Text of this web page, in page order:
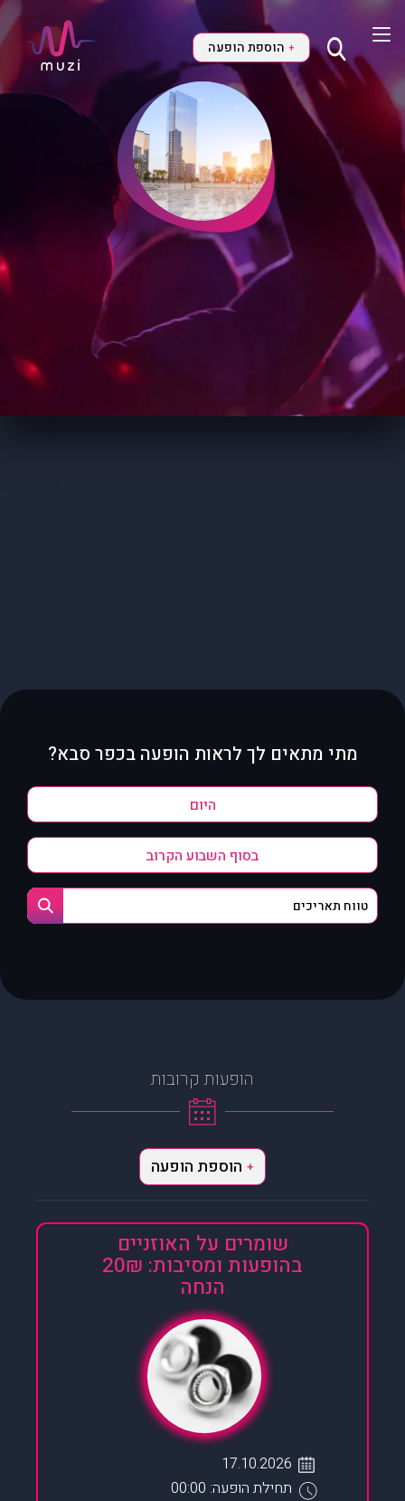
+ הוספת הופעה
מתי מתאים לך לראות הופעה בכפר סבא?
היום
בסוף השבוע הקרוב
הופעות קרובות
+ הוספת הופעה
שומרים על האוזניים
בהופעות ומסיבות: 20₪
הנחה
17.10.2026
תחילת הופעה: 00:00